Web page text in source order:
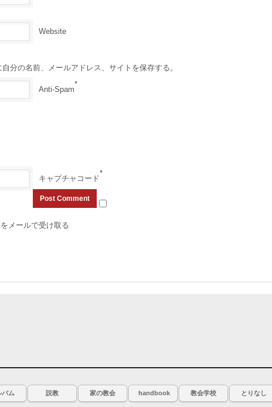
Website
分の名前、メールアドレス、サイトを保存する。
Anti-Spam
*
キャプチャコード
*
メールで受け取る
バム 説教 家の教会 handbook 教会学校 とりなし